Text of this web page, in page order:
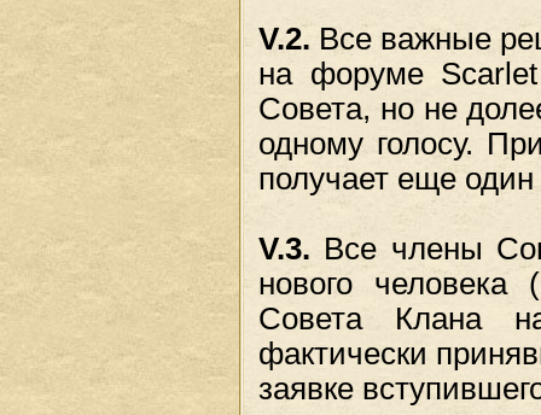
V.2. Все важные
на форуме
Совета, но не
одному голосу.
получает еще один
V.3. Все члены
нового человека
Совета Клана
фактически
заявке